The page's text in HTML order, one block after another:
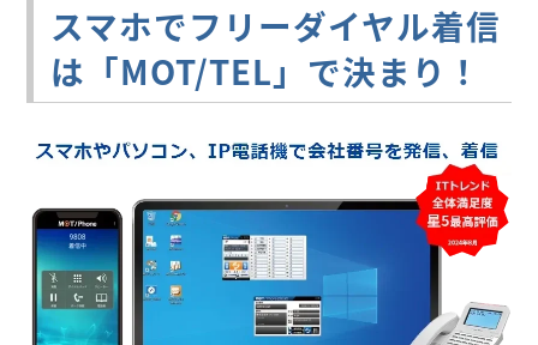
スマホでフリーダイヤル着信
は「MOT/TEL」で決まり！